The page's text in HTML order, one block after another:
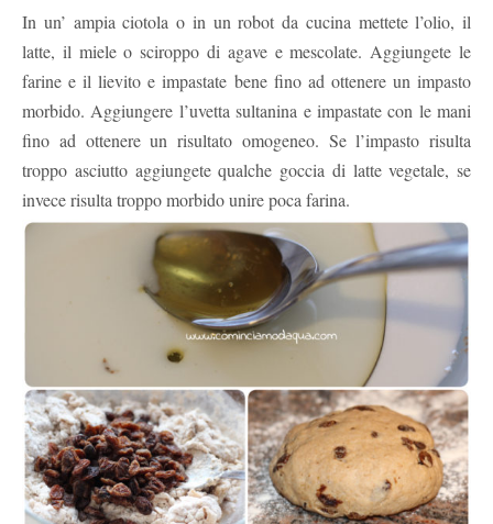
In un’ ampia ciotola o in un robot da cucina mettete l’olio, il
latte, il miele o sciroppo di agave e mescolate. Aggiungete le
farine e il lievito e impastate bene fino ad ottenere un impasto
morbido. Aggiungere l’uvetta sultanina e impastate con le mani
fino ad ottenere un risultato omogeneo. Se l’impasto risulta
troppo asciutto aggiungete qualche goccia di latte vegetale, se
invece risulta troppo morbido unire poca farina.